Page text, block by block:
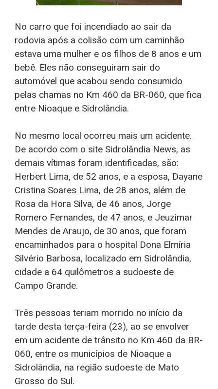
No carro que foi incendiado ao sair da
rodovia após a colisão com um caminhão
estava uma mulher e os filhos de 8 anos e um
bebê. Eles não conseguiram sair do
automóvel que acabou sendo consumido
pelas chamas no Km 460 da BR-060, que fica
entre Nioaque e Sidrolândia.
No mesmo local ocorreu mais um acidente.
De acordo com o site Sidrolândia News, as
demais vítimas foram identificadas, são:
Herbert Lima, de 52 anos, e a esposa, Dayane
Cristina Soares Lima, de 28 anos, além de
Rosa da Hora Silva, de 46 anos, Jorge
Romero Fernandes, de 47 anos, e Jeuzimar
Mendes de Araujo, de 30 anos, que foram
encaminhados para o hospital Dona Elmíria
Silvério Barbosa, localizado em Sidrolândia,
cidade a 64 quilômetros a sudoeste de
Campo Grande.
Três pessoas teriam morrido no início da
tarde desta terça-feira (23), ao se envolver
em um acidente de trânsito no Km 460 da BR-
060, entre os municípios de Nioaque a
Sidrolândia, na região sudoeste de Mato
Grosso do Sul.